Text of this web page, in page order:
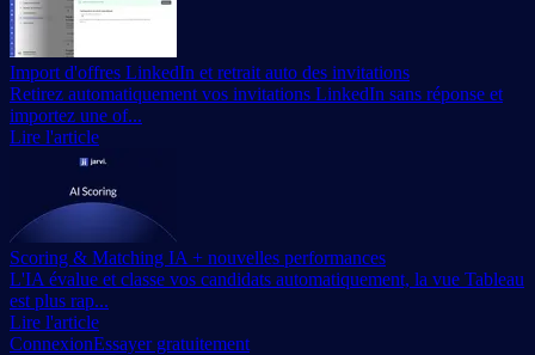
Import d'offres LinkedIn et retrait auto des invitations
Retirez automatiquement vos invitations LinkedIn sans réponse et
importez une of...
Lire l'article
Scoring & Matching IA + nouvelles performances
L'IA évalue et classe vos candidats automatiquement, la vue Tableau
est plus rap...
Lire l'article
ConnexionEssayer gratuitement